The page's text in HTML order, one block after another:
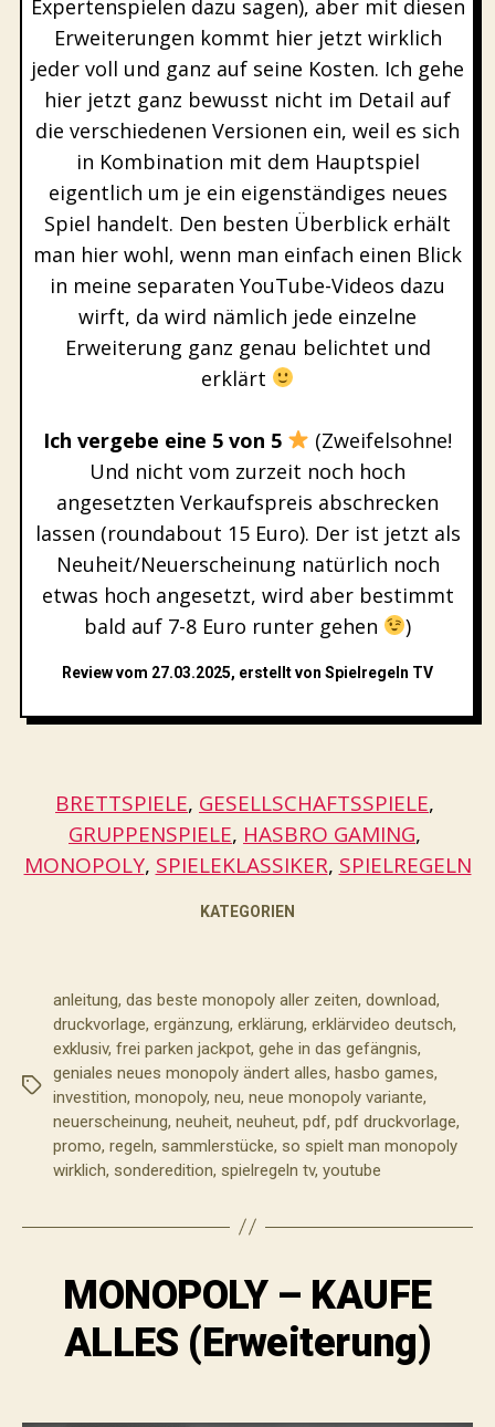
Expertenspielen dazu sagen), aber mit diesen
Erweiterungen kommt hier jetzt wirklich
jeder voll und ganz auf seine Kosten. Ich gehe
hier jetzt ganz bewusst nicht im Detail auf
die verschiedenen Versionen ein, weil es sich
in Kombination mit dem Hauptspiel
eigentlich um je ein eigenständiges neues
Spiel handelt. Den besten Überblick erhält
man hier wohl, wenn man einfach einen Blick
in meine separaten YouTube-Videos dazu
wirft, da wird nämlich jede einzelne
Erweiterung ganz genau belichtet und
erklärt
Ich vergebe eine 5 von 5
(Zweifelsohne!
Und nicht vom zurzeit noch hoch
angesetzten Verkaufspreis abschrecken
lassen (roundabout 15 Euro). Der ist jetzt als
Neuheit/Neuerscheinung natürlich noch
etwas hoch angesetzt, wird aber bestimmt
bald auf 7-8 Euro runter gehen
)
Review vom 27.03.2025, erstellt von Spielregeln TV
BRETTSPIELE, GESELLSCHAFTSSPIELE
GRUPPENSPIELE, HASBRO GAMING
MONOPOLY, SPIELEKLASSIKER, SPIELREGELN
KATEGORIEN
Schlagwörter
anleitung, das beste monopoly aller zeiten, download,
druckvorlage, ergänzung, erklärung, erklärvideo deutsch,
exklusiv, frei parken jackpot, gehe in das gefängnis,
geniales neues monopoly ändert alles, hasbo games,
investition, monopoly, neu, neue monopoly variante,
neuerscheinung, neuheit, neuheut, pdf, pdf druckvorlage,
promo, regeln, sammlerstücke, so spielt man monopoly
wirklich, sonderedition, spielregeln tv, youtube
MONOPOLY – KAUFE
ALLES (Erweiterung)